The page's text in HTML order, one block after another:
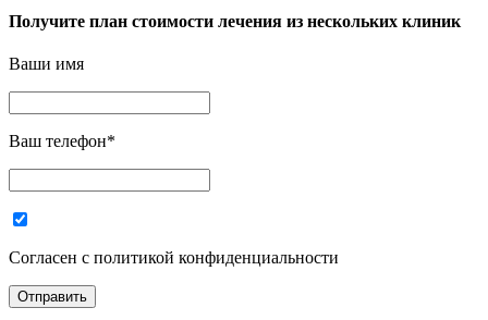
Получите план стоимости лечения из нескольких клиник
Ваши имя
Ваш телефон*
Согласен с политикой конфиденциальности